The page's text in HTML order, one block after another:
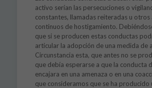
activo serían las persecuciones o
constantes, llamadas reiteradas u otros
continuos de hostigamiento.
que si se producen estas conductas
articular la adopción de una medida de
Circunstancia esta, que antes no se
que debía esperarse a que la conducta
encajara en una amenaza o en una
que consideramos que se ha producido